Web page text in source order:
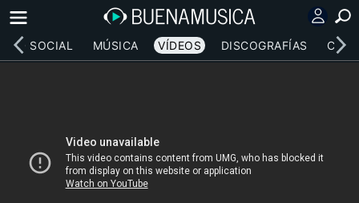
RED SOCIAL MÚSICA VÍDEOS DISCOGRAFÍAS